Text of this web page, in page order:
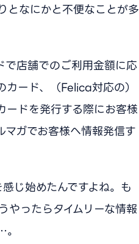
となにかと不便なことが多
店舗でのご利用金額に応
ード、（Felica対応の）
ードを発行する際にお客様
ガでお客様へ情報発信す
じ始めたんですよね。も
やったらタイムリーな情報